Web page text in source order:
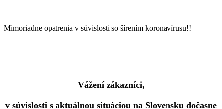
Mimoriadne opatrenia v súvislosti so šírením koronavírusu!!
Vážení zákazníci,
v súvislosti s aktuálnou situáciou na Slovensku dočasne